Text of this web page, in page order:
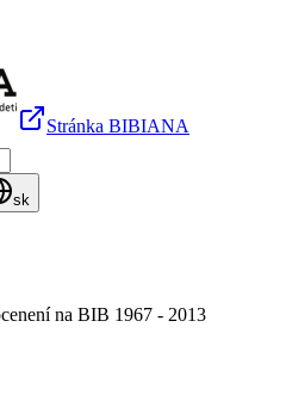
Stránka BIBIANA
sk
na BIB 1967 - 2013